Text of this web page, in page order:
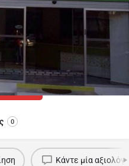
2003
0
Κάντε μία